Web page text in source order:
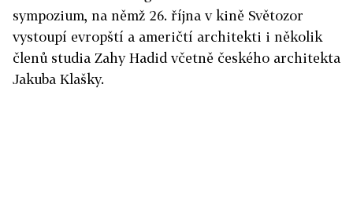
sympozium, na němž 26. října v kině Světozor
vystoupí evropští a američtí architekti i několik
členů studia Zahy Hadid včetně českého architekta
Jakuba Klašky.